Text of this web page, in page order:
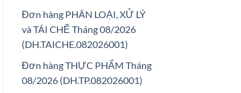
Đơn hàng PHÂN LOẠI, XỬ LÝ
và TÁI CHẾ Tháng 08/2026
(DH.TAICHE.082026001)
Đơn hàng THỰC PHẨM Tháng
08/2026 (DH.TP.082026001)